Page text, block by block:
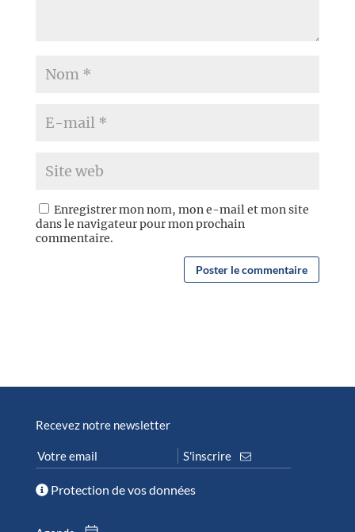
Enregistrer mon nom, mon e-mail et mon site
dans le navigateur pour mon prochain
commentaire.
Recevez notre newsletter
Protection de vos données